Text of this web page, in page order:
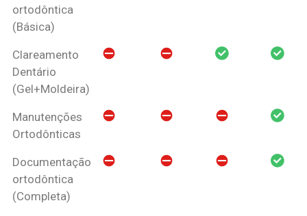
ortodôntica
(Básica)
Clareamento
Dentário
(Gel+Moldeira)
Manutenções
Ortodônticas
Documentação
ortodôntica
(Completa)